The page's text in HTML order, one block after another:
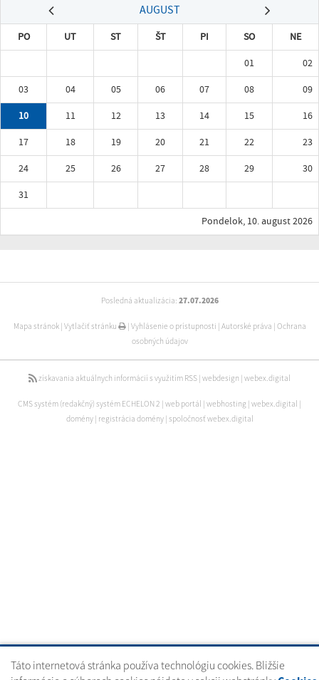
Táto internetová stránka používa technológiu cookies. Bližšie
AUGUST
PO UT ST ŠT PI SO
NE
01
02
03
04 05 06 07 08
09
10
11 12 13 14 15
16
17
18 19 20 21 22
23
24
25 26 27 28 29
30
31
Pondelok, 10. august 2026
Posledná aktualizácia: 27.07.2026
Mapa stránok| Vytlačiť stránku | Vyhlásenie o prístupnosti Autorské práva Ochrana
osobných údajov
získavania aktuálnych informácií s využitím RSS webdesign webex.digital
CMS systém (redakčný) systém ECHELON 2 web portál webhosting webex.digital
domény| registrácia domény| spoločnosť webex.digital